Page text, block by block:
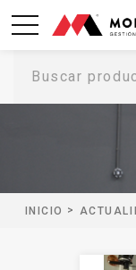
Buscar
INICIO >